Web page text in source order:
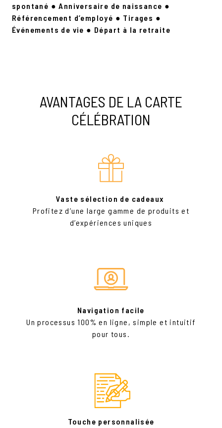
spontané ● Anniversaire de naissance ●
Référencement d’employé ● Tirages ●
Événements de vie ● Départ à la retraite
AVANTAGES DE LA CARTE
CÉLÉBRATION
Vaste sélection de cadeaux
Profitez d’une large gamme de produits et
d’expériences uniques
Navigation facile
Un processus 100% en ligne, simple et intuitif
pour tous.
Touche personnalisée